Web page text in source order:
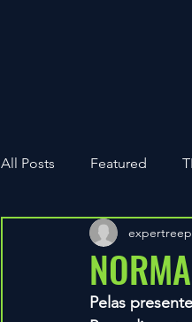
All Posts Featured
Parcerias ExperTree
AniversáriosPelas